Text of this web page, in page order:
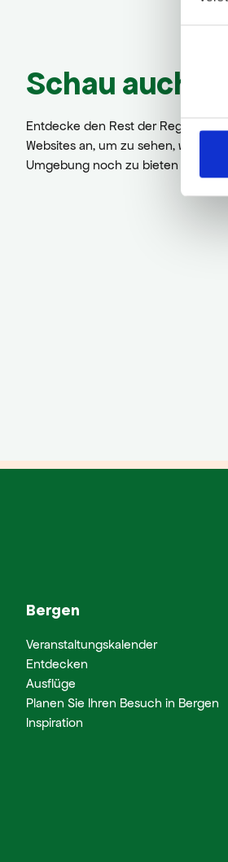
Schau auch
Entdecke den Rest der Region!
Websites an, um zu sehen, was
Umgebung noch zu bieten hat.
Bergen
Veranstaltungskalender
Entdecken
Ausflüge
Planen Sie Ihren Besuch in Bergen
Inspiration